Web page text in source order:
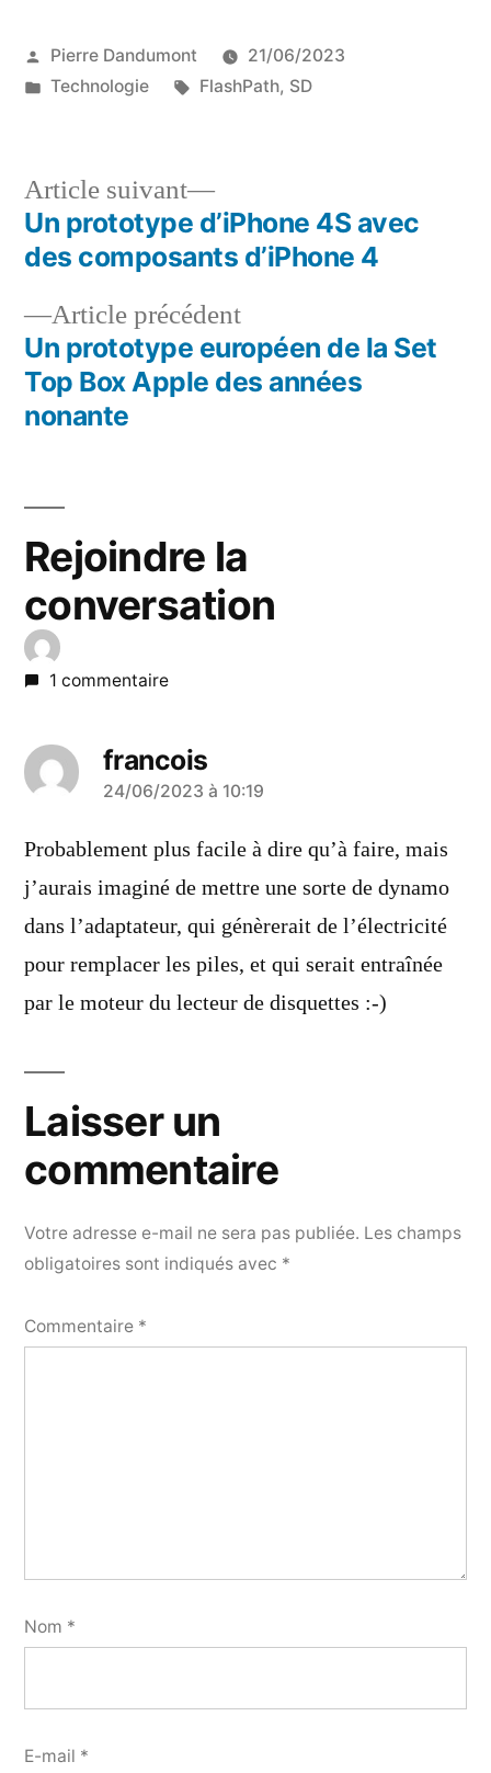
Publié
par
Pierre Dandumont
21/06/2023
Publié
Technologie Étiquettes :
FlashPath, SD
Navigation
l’article
Article précédentArticle
précédent :
Un prototype européen de la Set
Top Box Apple des années
nonante
Article suivant
Article
suivant :
Un prototype d’iPhone 4S avec
des composants d’iPhone 4
Rejoindre la
conversation
1 commentaire
francois
a
dit :
24/06/2023 à 10:19
Probablement plus facile à dire qu’à faire, mais
j’aurais imaginé de mettre une sorte de dynamo
dans l’adaptateur, qui génèrerait de l’électricité
pour remplacer les piles, et qui serait entraînée
par le moteur du lecteur de disquettes :-)
Laisser un
commentaire
Votre adresse e-mail ne sera pas publiée. Les champs
obligatoires sont indiqués avec *
Commentaire *
Nom *
E-mail *